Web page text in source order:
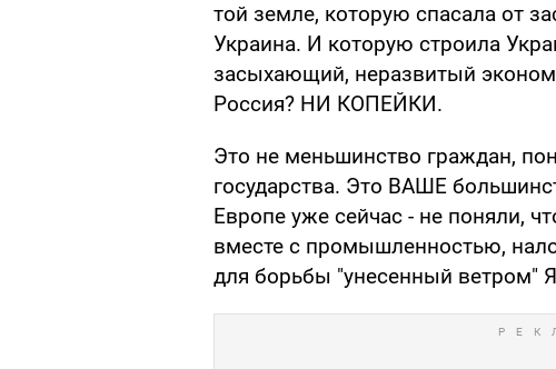
той земле, которую спасала от
Украина. И которую строила
засыхающий, неразвитый
Россия? НИ КОПЕЙКИ.
Это не меньшинство граждан,
государства. Это ВАШЕ
Европе уже сейчас - не поняли,
вместе с промышленностью,
для борьбы "унесенный ветром"